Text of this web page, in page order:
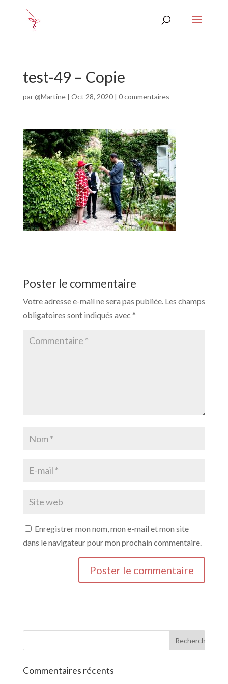
test-49 – Copie
par@Martine| Oct 28, 2020| 0 commentaires
Poster le commentaire
Votre adresse e-mail ne sera pas publiée. Les champs
obligatoires sont indiqués avec *
Enregistrer mon nom, mon e-mail et mon site
dans le navigateur pour mon prochain commentaire.
Commentaires récents